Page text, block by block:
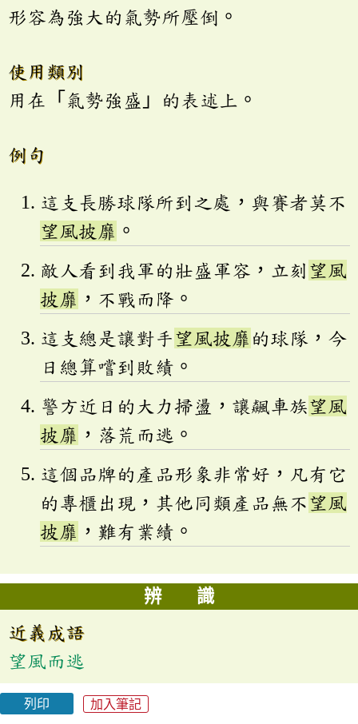
形容為強大的氣勢所壓倒。
使用類別
用在「氣勢強盛」的表述上。
例句
這支長勝球隊所到之處，與賽者莫不
望風披靡 。
敵人看到我軍的壯盛軍容，立刻 望風
披靡 ，不戰而降。
這支總是讓對手望風披靡 的球隊，今
日總算嚐到敗績。
警方近日的大力掃盪，讓飆車族望風
披靡 ，落荒而逃。
這個品牌的產品形象非常好，凡有它
的專櫃出現，其他同類產品無不望風
披靡 ，難有業績。
辨 識
近義成語
望風而逃
列印 加入筆記